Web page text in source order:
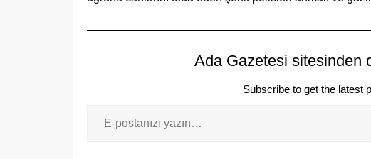
Ada Gazetesi sitesinden
Subscribe to get the latest